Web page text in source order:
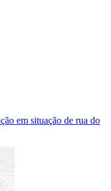
em situação de rua do